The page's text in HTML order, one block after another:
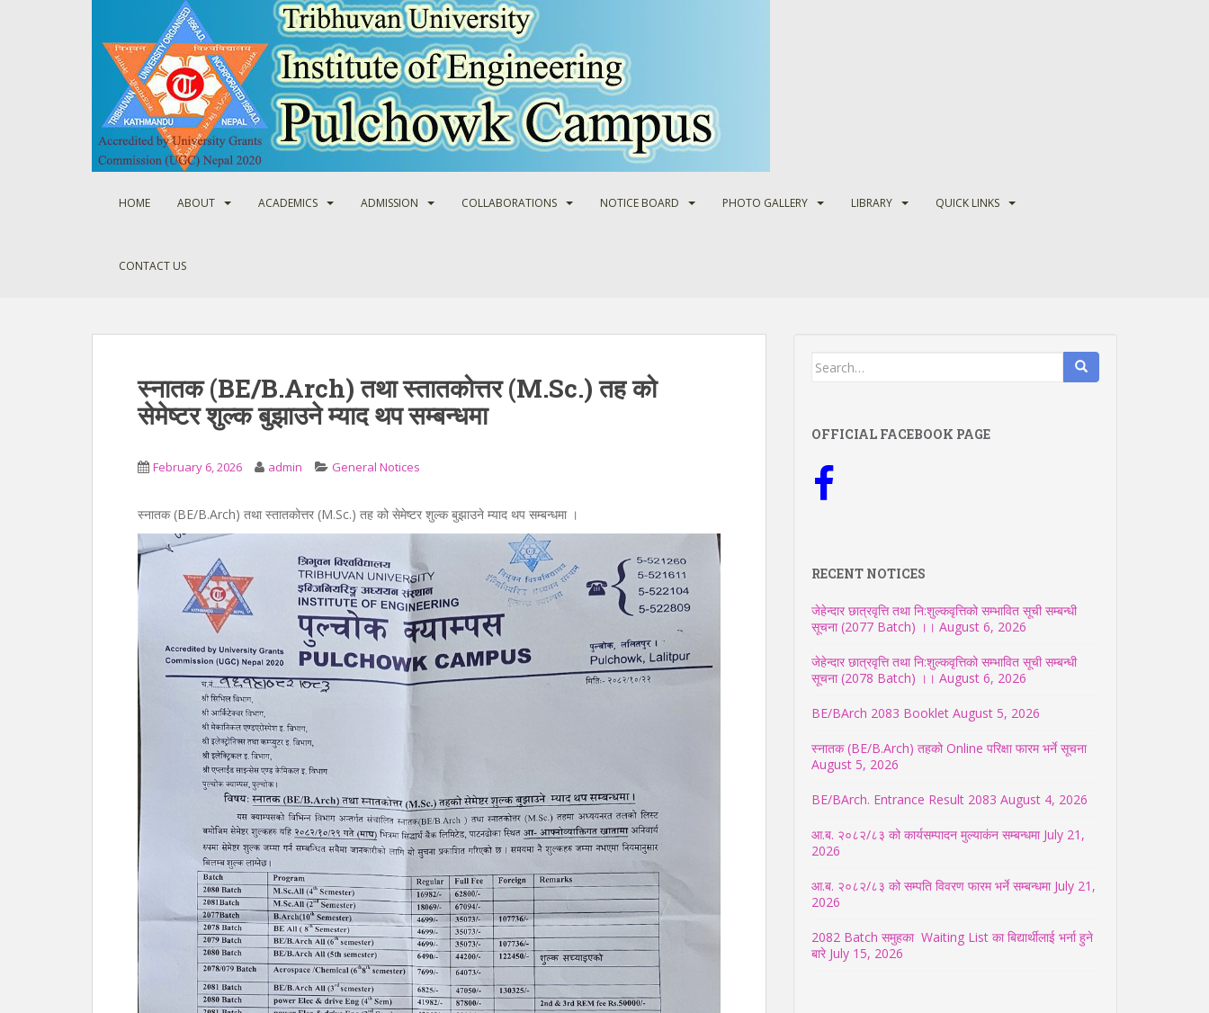
HOME ABOUT ACADEMICS ADMISSION COLLABORATIONS NOTICE BOARD PHOTO GALLERY LIBRARY QUICK LINKS
CONTACT US
स्नातक (BE/B.Arch) तथा स्तातकोत्तर (M.Sc.) तह को
सेमेष्टर शुल्क बुझाउने म्याद थप सम्बन्धमा
February 6, 2026 admin General Notices
स्नातक (BE/B.Arch) तथा स्तातकोत्तर (M.Sc.) तह को सेमेष्टर शुल्क बुझाउने म्याद थप सम्बन्धमा ।
Search
OFFICIAL FACEBOOK PAGE
RECENT NOTICES
जेहेन्दार छात्रवृत्ति तथा नि:शुल्कवृत्तिको सम्भावित सूची सम्बन्धी
सूचना (2077 Batch) ।। August 6, 2026
जेहेन्दार छात्रवृत्ति तथा नि:शुल्कवृत्तिको सम्भावित सूची सम्बन्धी
सूचना (2078 Batch) ।। August 6, 2026
BE/BArch 2083 Booklet August 5, 2026
स्नातक (BE/B.Arch) तहको Online परिक्षा फारम भर्ने सूचना
August 5, 2026
BE/BArch. Entrance Result 2083 August 4, 2026
आ.ब. २०८२/८३ को कार्यसम्पादन मुल्याकंन सम्बन्धमा July 21,
2026
आ.ब. २०८२/८३ को सम्पति विवरण फारम भर्ने सम्बन्धमा July 21,
2026
2082 Batch समुहका Waiting List का बिद्यार्थीलाई भर्ना हुने
बारे July 15, 2026